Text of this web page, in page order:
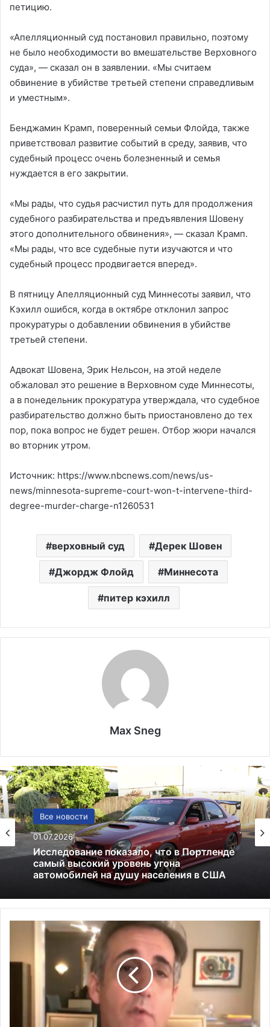
петицию.
«Апелляционный суд постановил правильно, поэтому
не было необходимости во вмешательстве Верховного
суда», — сказал он в заявлении. «Мы считаем
обвинение в убийстве третьей степени справедливым
и уместным».
Бенджамин Крамп, поверенный семьи Флойда, также
приветствовал развитие событий в среду, заявив, что
судебный процесс очень болезненный и семья
нуждается в его закрытии.
«Мы рады, что судья расчистил путь для продолжения
судебного разбирательства и предъявления Шовену
этого дополнительного обвинения», — сказал Крамп.
«Мы рады, что все судебные пути изучаются и что
судебный процесс продвигается вперед».
В пятницу Апелляционный суд Миннесоты заявил, что
Кэхилл ошибся, когда в октябре отклонил запрос
прокуратуры о добавлении обвинения в убийстве
третьей степени.
Адвокат Шовена, Эрик Нельсон, на этой неделе
обжаловал это решение в Верховном суде Миннесоты,
а в понедельник прокуратура утверждала, что судебное
разбирательство должно быть приостановлено до тех
пор, пока вопрос не будет решен. Отбор жюри начался
во вторник утром.
Источник: https://www.nbcnews.com/news/us-
news/minnesota-supreme-court-won-t-intervene-third-
degree-murder-charge-n1260531
верховный суд Дерек Шовен
Джордж Флойд Миннесота
питер кэхилл
Max Sneg
Все новости
01.07.2026
Исследование показало, что в Портленде
самый высокий уровень угона
автомобилей на душу населения в США
США
13.06.2025
Америка имеет огромный избыток сыра
к